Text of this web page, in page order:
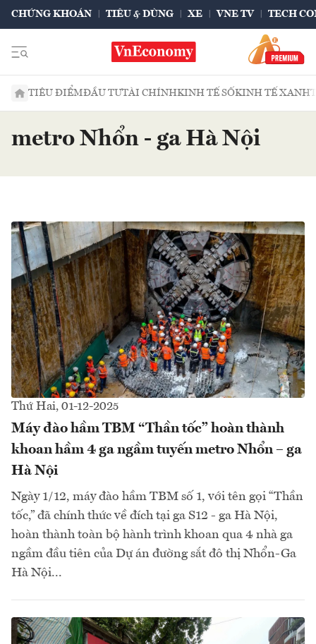
CHỨNG KHOÁN TIÊU & DÙNG XE VNE TV TECH
TIÊU ĐIỂMĐẦU TƯTÀI CHÍNHKINH TẾ SỐKINH TẾ XANH
metro Nhổn - ga Hà Nội
Thứ Hai, 01-12-2025
Máy đào hầm TBM “Thần tốc” hoàn thành
khoan hầm 4 ga ngầm tuyến metro Nhổn – ga
Hà Nội
Ngày 1/12, máy đào hầm TBM số 1, với tên gọi “Thần
tốc,” đã chính thức về đích tại ga S12 - ga Hà Nội,
hoàn thành toàn bộ hành trình khoan qua 4 nhà ga
ngầm đầu tiên của Dự án đường sắt đô thị Nhổn-Ga
Hà Nội...